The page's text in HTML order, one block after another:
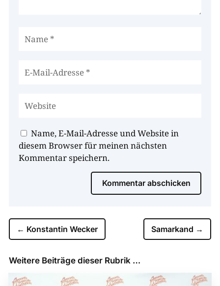
Name, E-Mail-Adresse und Website in
diesem Browser für meinen nächsten
Kommentar speichern.
Kommentar abschicken
← Konstantin Wecker Samarkand →
Weitere Beiträge dieser Rubrik …